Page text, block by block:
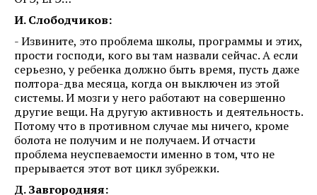
И. Слободчиков:
- Извините, это проблема школы, программы и этих,
прости господи, кого вы там назвали сейчас. А если
серьезно, у ребенка должно быть время, пусть даже
полтора-два месяца, когда он выключен из этой
системы. И мозги у него работают на совершенно
другие вещи. На другую активность и деятельность.
Потому что в противном случае мы ничего, кроме
болота не получим и не получаем. И отчасти
проблема неуспеваемости именно в том, что не
прерывается этот вот цикл зубрежки.
Д. Завгородняя: